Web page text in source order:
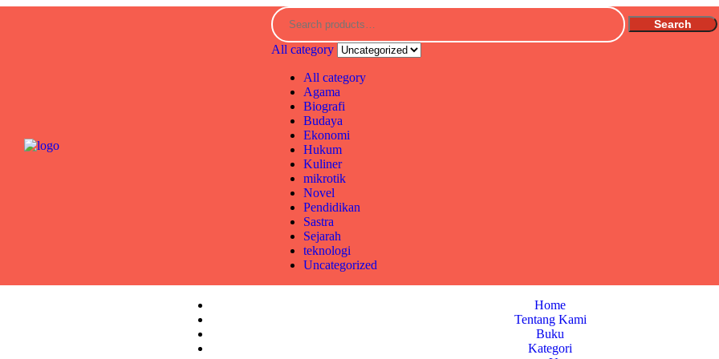
Search
All category
All category
Agama
Biografi
Budaya
Ekonomi
Hukum
Kuliner
mikrotik
Novel
Pendidikan
Sastra
Sejarah
teknologi
Uncategorized
Home
Tentang Kami
Buku
Kategori